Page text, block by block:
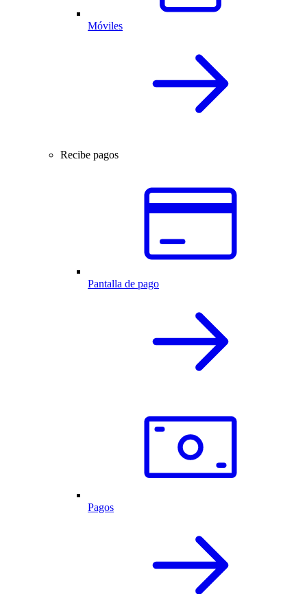
Móviles
Recibe pagos
Pantalla de pago
Pagos